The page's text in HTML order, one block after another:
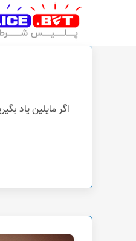
پلیس شرط
اگر مایلین یاد